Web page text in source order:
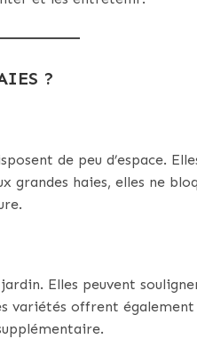
?
de peu d’espace.
grandes haies, elles ne
Elles peuvent
offrent également